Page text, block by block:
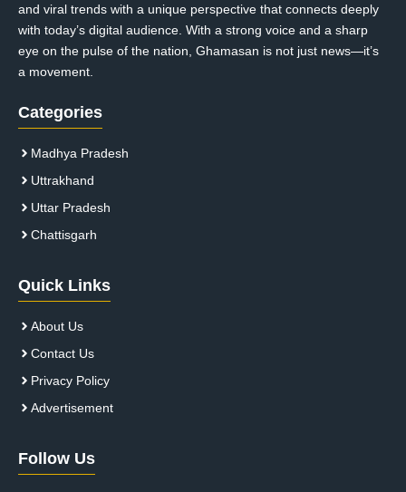
and viral trends with a unique perspective that connects deeply
with today’s digital audience. With a strong voice and a sharp
eye on the pulse of the nation, Ghamasan is not just news—it’s
a movement.
Categories
Madhya Pradesh
Uttrakhand
Uttar Pradesh
Chattisgarh
Quick Links
About Us
Contact Us
Privacy Policy
Advertisement
Follow Us